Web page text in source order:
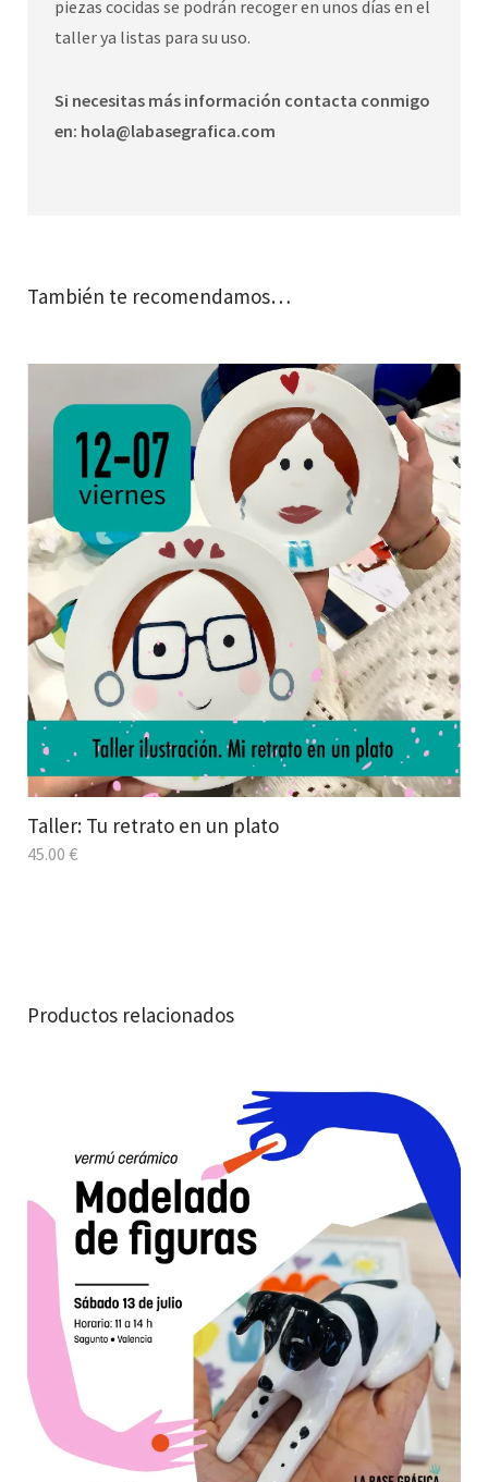
piezas cocidas se podrán recoger en unos días en el
taller ya listas para su uso.
Si necesitas más información contacta conmigo
en: hola@labasegrafica.com
También te recomendamos…
Taller: Tu retrato en un plato
45.00 €
Productos relacionados